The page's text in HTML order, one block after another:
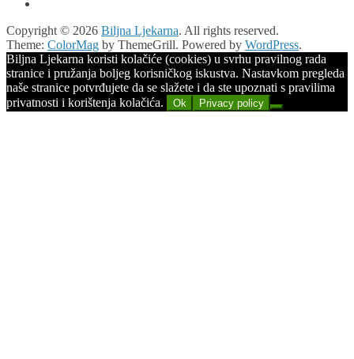
Copyright © 2026 Biljna Ljekarna. All rights reserved.
Theme: ColorMag by ThemeGrill. Powered by WordPress.
Biljna Ljekarna koristi kolačiće (cookies) u svrhu pravilnog rada
stranice i pružanja boljeg korisničkog iskustva. Nastavkom pregleda
naše stranice potvrđujete da se slažete i da ste upoznati s pravilima
privatnosti i korištenja kolačića.
Ok Privacy policy